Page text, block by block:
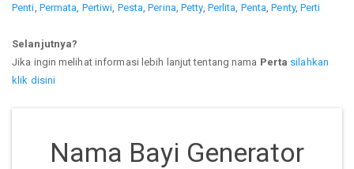
Penti Permata Pertiwi Pesta ,Perina ,Petty, Perlita Penta ,Penty,Perti
Selanjutnya?
Jika ingin melihat informasi lebih lanjut tentang nama Perta silahkan
klik disini
Nama Bayi Generator